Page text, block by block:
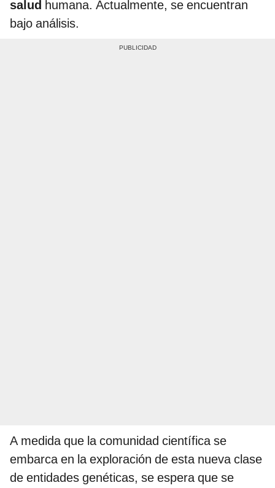
salud humana. Actualmente, se encuentran
bajo análisis.
A medida que la comunidad científica se
embarca en la exploración de esta nueva clase
de entidades genéticas, se espera que se